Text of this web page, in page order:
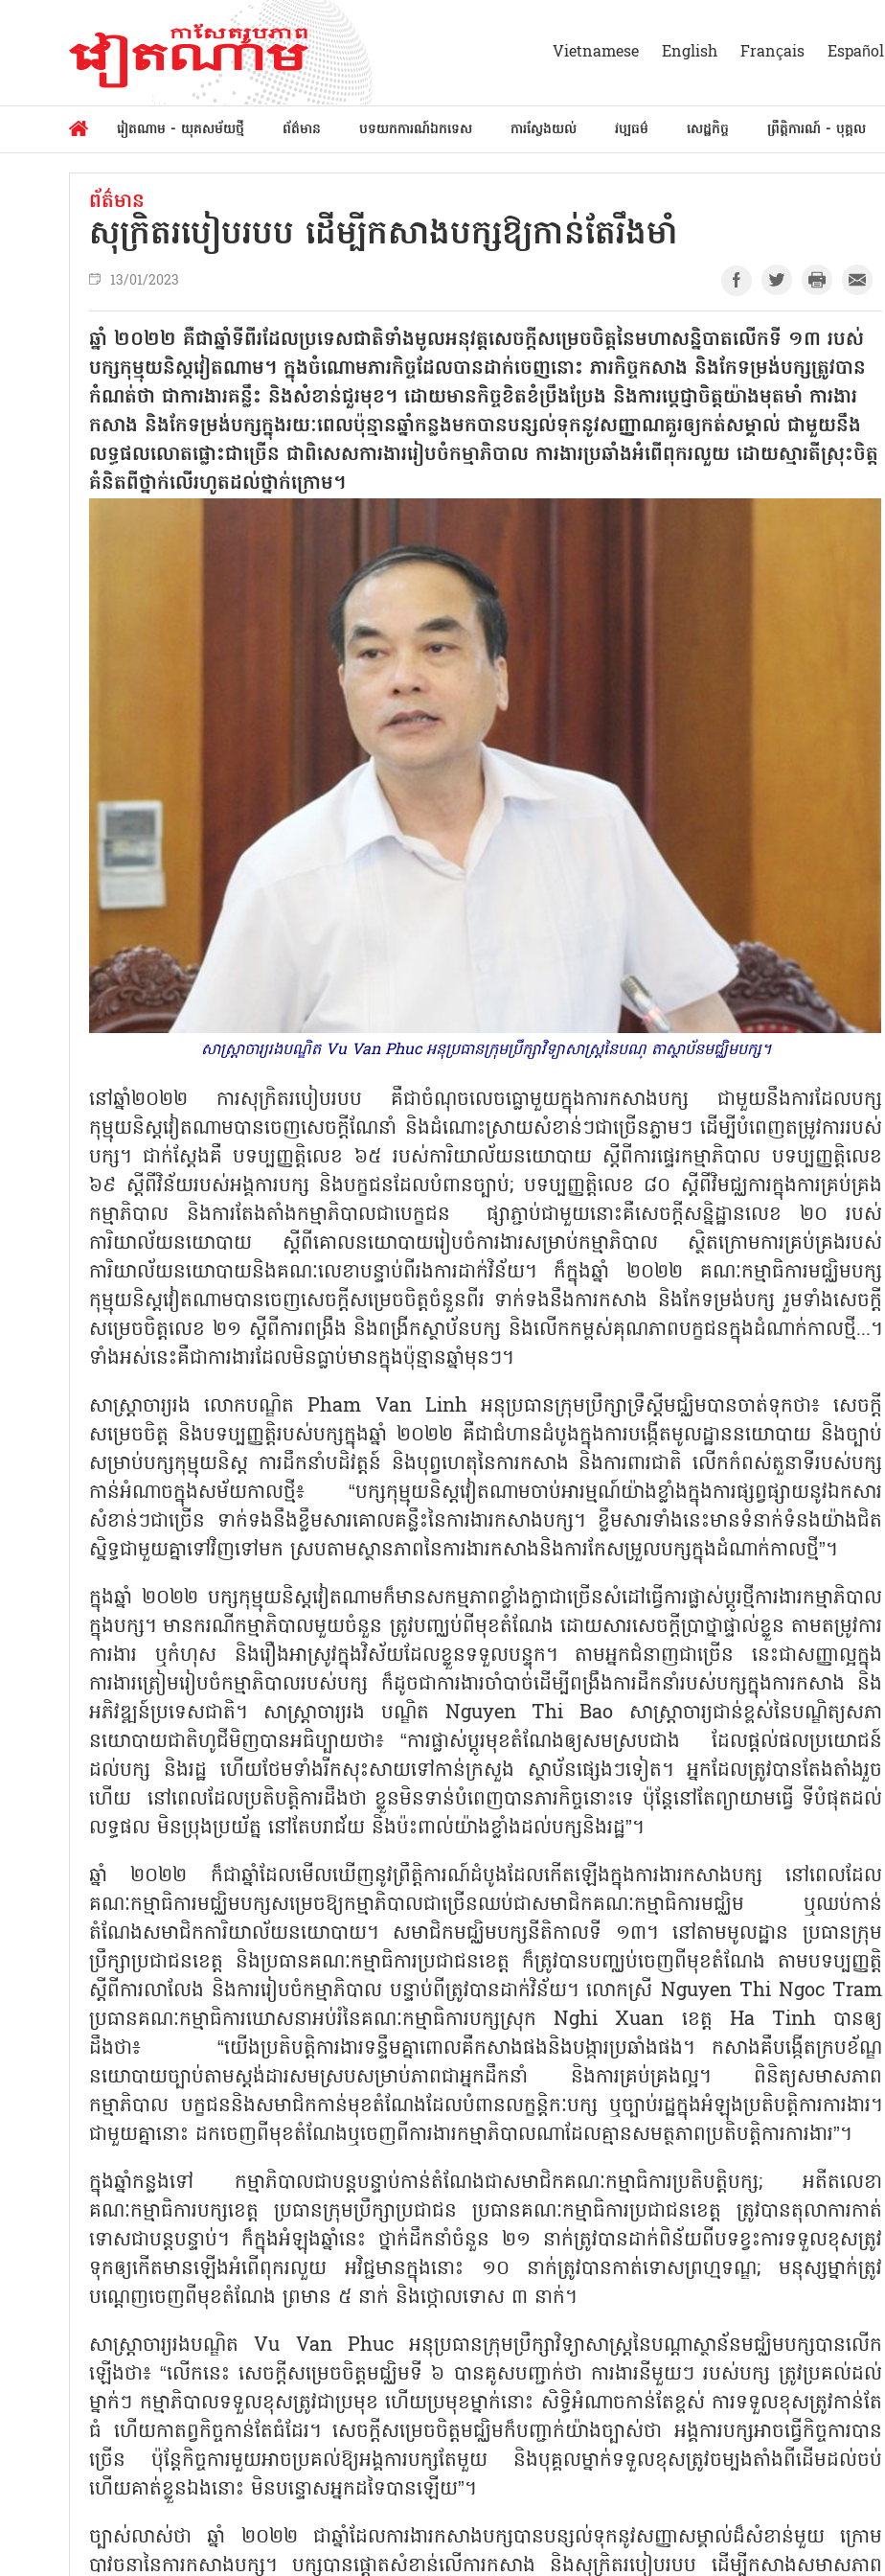
Vietnamese English Français Español
វៀតណាម - យុគសម័យថ្មី ព័ត៌មាន បទយកការណ៍ឯកទេស ការស្វែងយល់ វប្បធម៌ សេដ្ឋកិច្ច ព្រឹត្តិការណ៍ - បុគ្គល
ព័ត៌មាន
សុក្រិតរបៀបរបប ដើម្បីកសាងបក្សឱ្យកាន់តែរឹងមាំ
13/01/2023
ឆ្នាំ ២០២២ គឺជាឆ្នាំទីពីរដែលប្រទេសជាតិទាំងមូលអនុវត្តសេចក្តីសម្រេចចិត្តនៃមហាសន្និបាតលើកទី ១៣ របស់
បក្សកុម្មុយនិស្តវៀតណាម។ ក្នុងចំណោមភារកិច្ចដែលបានដាក់ចេញនោះ ភារកិច្ចកសាង និងកែទម្រង់បក្សត្រូវបាន
កំណត់ថា ជាការងារគន្លឹះ និងសំខាន់ជួរមុខ។ ដោយមានកិច្ចខិតខំប្រឹងប្រែង និងការប្តេជ្ញាចិត្តយ៉ាងមុតមាំ ការងារ
កសាង និងកែទម្រង់បក្សក្នុងរយៈពេលប៉ុន្មានឆ្នាំកន្លងមកបានបន្សល់ទុកនូវសញ្ញាណគួរឲ្យកត់សម្គាល់ ជាមួយនឹង
លទ្ធផលលោតផ្លោះជាច្រើន ជាពិសេសការងាររៀបចំកម្មាភិបាល ការងារប្រឆាំងអំពើពុករលួយ ដោយស្មារតីស្រុះចិត្ត
គំនិតពីថ្នាក់លើរហូតដល់ថ្នាក់ក្រោម។
សាស្ត្រាចារ្យរងបណ្ឌិត Vu Van Phuc អនុប្រធានក្រុមប្រឹក្សាវិទ្យាសាស្ត្រនៃបណ្ តាស្ថាប័នមជ្ឈិមបក្ស។
នៅឆ្នាំ២០២២ ការសុក្រិតរបៀបរបប គឺជាចំណុចលេចធ្លោមួយក្នុងការកសាងបក្ស ជាមួយនឹងការដែលបក្ស
កុម្មុយនិស្តវៀតណាមបានចេញសេចក្តីណែនាំ និងដំណោះស្រាយសំខាន់ៗជាច្រើនភ្លាមៗ ដើម្បីបំពេញតម្រូវការរបស់
បក្ស។ ជាក់ស្តែងគឺ បទប្បញ្ញត្តិលេខ ៦៥ របស់ការិយាល័យនយោបាយ ស្តីពីការផ្ទេរកម្មាភិបាល បទប្បញ្ញត្តិលេខ
៦៩ ស្តីពីវិន័យរបស់អង្គការបក្ស និងបក្ខជនដែលបំពានច្បាប់; បទប្បញ្ញត្តិលេខ ៨០ ស្តីពីវិមជ្ឈការក្នុងការគ្រប់គ្រង
កម្មាភិបាល និងការតែងតាំងកម្មាភិបាលជាបេក្ខជន ផ្សាភ្ជាប់ជាមួយនោះគឺសេចក្តីសន្និដ្ឋានលេខ ២០ របស់
ការិយាល័យនយោបាយ ស្តីពីគោលនយោបាយរៀបចំការងារសម្រាប់កម្មាភិបាល ស្ថិតក្រោមការគ្រប់គ្រងរបស់
ការិយាល័យនយោបាយនិងគណៈលេខាបន្ទាប់ពីរងការដាក់វិន័យ។ ក៏ក្នុងឆ្នាំ ២០២២ គណៈកម្មាធិការមជ្ឈិមបក្ស
កុម្មុយនិស្តវៀតណាមបានចេញសេចក្តីសម្រេចចិត្តចំនួនពីរ ទាក់ទងនឹងការកសាង និងកែទម្រង់បក្ស រួមទាំងសេចក្តី
សម្រេចចិត្តលេខ ២១ ស្តីពីការពង្រឹង និងពង្រីកស្ថាប័នបក្ស និងលើកកម្ពស់គុណភាពបក្ខជនក្នុងដំណាក់កាលថ្មី...។
ទាំងអស់នេះគឺជាការងារដែលមិនធ្លាប់មានក្នុងប៉ុន្មានឆ្នាំមុនៗ។
សាស្ត្រាចារ្យរង លោកបណ្ឌិតPham Van Linh អនុប្រធានក្រុមប្រឹក្សាទ្រឹស្តីមជ្ឈិមបានចាត់ទុកថា៖ សេចក្តី
សម្រេចចិត្ត និងបទប្បញ្ញត្តិរបស់បក្សក្នុងឆ្នាំ ២០២២ គឺជាជំហានដំបូងក្នុងការបង្កើតមូលដ្ឋាននយោបាយ និងច្បាប់
សម្រាប់បក្សកុម្មុយនិស្ត ការដឹកនាំបដិវត្តន៍ និងបុព្វហេតុនៃការកសាង និងការពារជាតិ លើកកំពស់តួនាទីរបស់បក្ស
កាន់អំណាចក្នុងសម័យកាលថ្មី៖ “បក្សកុម្មុយនិស្តវៀតណាមចាប់អារម្មណ៍យ៉ាងខ្លាំងក្នុងការផ្សព្វផ្សាយនូវឯកសារ
សំខាន់ៗជាច្រើន ទាក់ទងនឹងខ្លឹមសារគោលគន្លឹះនៃការងារកសាងបក្ស។ ខ្លឹមសារទាំងនេះមានទំនាក់ទំនងយ៉ាងជិត
ស្និទ្ធជាមួយគ្នាទៅវិញទៅមក ស្របតាមស្ថានភាពនៃការងារកសាងនិងការកែសម្រួលបក្សក្នុងដំណាក់កាលថ្មី”។
ក្នុងឆ្នាំ ២០២២ បក្សកុម្មុយនិស្តវៀតណាមក៏មានសកម្មភាពខ្លាំងក្លាជាច្រើនសំដៅធ្វើការផ្លាស់ប្តូរថ្មីការងារកម្មាភិបាល
ក្នុងបក្ស។ មានករណីកម្មាភិបាលមួយចំនួន ត្រូវបញ្ឈប់ពីមុខតំណែង ដោយសារសេចក្តីប្រាថ្នាផ្ទាល់ខ្លួន តាមតម្រូវការ
ការងារ ឬកំហុស និងរឿងអាស្រូវក្នុងវិស័យដែលខ្លួនទទួលបន្ទុក។ តាមអ្នកជំនាញជាច្រើន នេះជាសញ្ញាល្អក្នុង
ការងារត្រៀមរៀបចំកម្មាភិបាលរបស់បក្ស ក៏ដូចជាការងារចាំបាច់ដើម្បីពង្រឹងការដឹកនាំរបស់បក្សក្នុងការកសាង និង
អភិវឌ្ឍន៍ប្រទេសជាតិ។ សាស្ត្រាចារ្យរង បណ្ឌិត Nguyen Thi Bao សាស្ត្រាចារ្យជាន់ខ្ពស់នៃបណ្ឌិត្យសភា
នយោបាយជាតិហូជីមិញបានអធិប្បាយថា៖ “ការផ្លាស់ប្តូរមុខតំណែងឲ្យសមស្របជាង ដែលផ្តល់ផលប្រយោជន៍
ដល់បក្ស និងរដ្ឋ ហើយថែមទាំងរីកសុះសាយទៅកាន់ក្រសួង ស្ថាប័នផ្សេងៗទៀត។ អ្នកដែលត្រូវបានតែងតាំងរួច
ហើយ នៅពេលដែលប្រតិបត្តិការដឹងថា ខ្លួនមិនទាន់បំពេញបានភារកិច្ចនោះទេ ប៉ុន្តែនៅតែព្យាយាមធ្វើ ទីបំផុតដល់
លទ្ធផល មិនប្រុងប្រយ័ត្ន នៅតែបរាជ័យ និងប៉ះពាល់យ៉ាងខ្លាំងដល់បក្សនិងរដ្ឋ”។
ឆ្នាំ ២០២២ ក៏ជាឆ្នាំដែលមើលឃើញនូវព្រឹត្តិការណ៍ដំបូងដែលកើតឡើងក្នុងការងារកសាងបក្ស នៅពេលដែល
គណៈកម្មាធិការមជ្ឈិមបក្សសម្រេចឱ្យកម្មាភិបាលជាច្រើនឈប់ជាសមាជិកគណៈកម្មាធិការមជ្ឈិម ឬឈប់កាន់
តំណែងសមាជិកការិយាល័យនយោបាយ។ សមាជិកមជ្ឈិមបក្សនីតិកាលទី ១៣។ នៅតាមមូលដ្ឋាន ប្រធានក្រុម
ប្រឹក្សាប្រជាជនខេត្ត និងប្រធានគណៈកម្មាធិការប្រជាជនខេត្ត ក៏ត្រូវបានបញ្ឈប់ចេញពីមុខតំណែង តាមបទប្បញ្ញត្តិ
ស្តីពីការលាលែង និងការរៀបចំកម្មាភិបាល បន្ទាប់ពីត្រូវបានដាក់វិន័យ។ លោកស្រី Nguyen Thi Ngoc Tram
ប្រធានគណៈកម្មាធិការឃោសនាអប់រំនៃគណៈកម្មាធិការបក្សស្រុកNghi Xuan ខេត្ត Ha Tinh បានឲ្យ
ដឹងថា៖ “យើងប្រតិបត្តិការងារទន្ទឹមគ្នាពោលគឺកសាងផងនិងបង្ការប្រឆាំងផង។
កសាងគឺបង្កើតក្របខ័ណ្ឌ
នយោបាយច្បាប់តាមស្តង់ដារសមស្របសម្រាប់ភាពជាអ្នកដឹកនាំ និងការគ្រប់គ្រងល្អ។ ពិនិត្យសមាសភាព
កម្មាភិបាល បក្ខជននិងសមាជិកកាន់មុខតំណែងដែលបំពានលក្ខន្តិកៈបក្ស ឬច្បាប់រដ្ឋក្នុងអំឡុងប្រតិបត្តិការការងារ។
ជាមួយគ្នានោះ ដកចេញពីមុខតំណែងឬចេញពីការងារកម្មាភិបាលណាដែលគ្មានសមត្ថភាពប្រតិបត្តិការការងារ”។
ក្នុងឆ្នាំកន្លងទៅ កម្មាភិបាលជាបន្តបន្ទាប់កាន់តំណែងជាសមាជិកគណៈកម្មាធិការប្រតិបត្តិបក្ស; អតីតលេខា
គណៈកម្មាធិការបក្សខេត្ត ប្រធានក្រុមប្រឹក្សាប្រជាជន ប្រធានគណៈកម្មាធិការប្រជាជនខេត្ត ត្រូវបានតុលាការកាត់
ទោសជាបន្តបន្ទាប់។ ក៏ក្នុងអំឡុងឆ្នាំនេះ ថ្នាក់ដឹកនាំចំនួន ២១ នាក់ត្រូវបានដាក់ពិន័យពីបទខ្វះការទទួលខុសត្រូវ
ទុកឲ្យកើតមានឡើងអំពើពុករលួយ អវិជ្ជមានក្នុងនោះ ១០ នាក់ត្រូវបានកាត់ទោសព្រហ្មទណ្ឌ; មនុស្សម្នាក់ត្រូវ
បណ្តេញចេញពីមុខតំណែង ព្រមាន ៥ នាក់ និងថ្កោលទោស ៣ នាក់។
សាស្ត្រាចារ្យរងបណ្ឌិតVu Van Phuc អនុប្រធានក្រុមប្រឹក្សាវិទ្យាសាស្ត្រនៃបណ្តាស្ថាន័នមជ្ឈិមបក្សបានលើក
ឡើងថា៖“លើកនេះ សេចក្តីសម្រេចចិត្តមជ្ឈិមទី ៦ បានគូសបញ្ជាក់ថា ការងារនីមួយៗ របស់បក្ស ត្រូវប្រគល់ដល់
ម្នាក់ៗ កម្មាភិបាលទទួលខុសត្រូវជាប្រមុខ ហើយប្រមុខម្នាក់នោះ សិទ្ធិអំណាចកាន់តែខ្ពស់ ការទទួលខុសត្រូវកាន់តែ
ធំ ហើយកាតព្វកិច្ចកាន់តែធំដែរ។ សេចក្តីសម្រេចចិត្តមជ្ឈិមក៏បញ្ជាក់យ៉ាងច្បាស់ថា អង្គការបក្សអាចធ្វើកិច្ចការបាន
ច្រើន ប៉ុន្តែកិច្ចការមួយអាចប្រគល់ឱ្យអង្គការបក្សតែមួយ និងបុគ្គលម្នាក់ទទួលខុសត្រូវចម្បងតាំងពីដើមដល់ចប់
ហើយគាត់ខ្លួនឯងនោះ មិនបន្ទោសអ្នកដទៃបានឡើយ”។
ច្បាស់លាស់ថា ឆ្នាំ ២០២២ ជាឆ្នាំដែលការងារកសាងបក្សបានបន្សល់ទុកនូវសញ្ញាសម្គាល់ដ៏សំខាន់មួយ ក្រោម
បាវចនានៃការកសាងបក្ស។ បក្សបានផ្តោតសំខាន់លើការកសាង និងសុក្រិតរបៀបរបប ដើម្បីកសាងសមាសភាព